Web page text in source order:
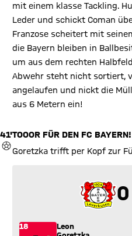
mit einem klasse Tackling.
Leder und schickt Coman
Franzose scheitert mit
die Bayern bleiben in
um aus dem rechten
Abwehr steht nicht sortiert,
angelaufen und nickt die
aus 6 Metern ein!
41'
TOR
TOOOR FÜR DEN FC BAYERN!
Goretzka trifft per Kopf zur
18
Leon